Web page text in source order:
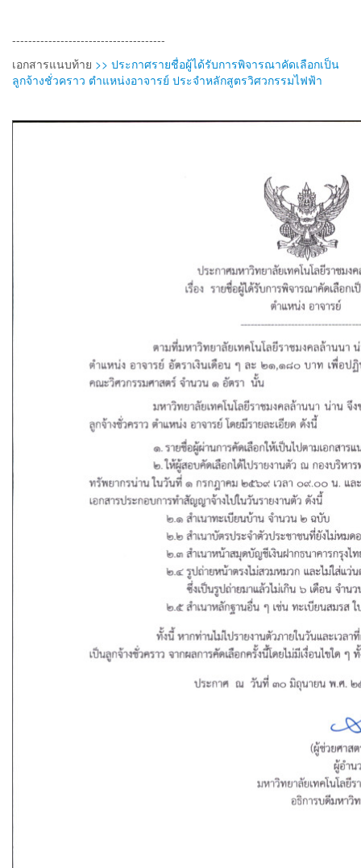
--------------------------------------
เอกสารแนบท้าย >> ประกาศรายชื่อผู้ได้รับการพิจารณาคัดเลือกเป็น
ลูกจ้างชั่วคราว ตำแหน่งอาจารย์ ประจำหลักสูตรวิศวกรรมไฟฟ้า